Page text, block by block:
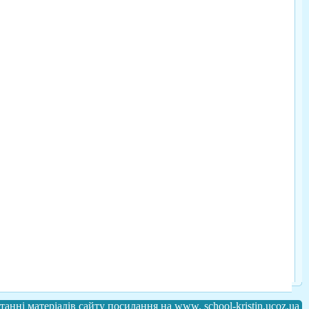
матеріалів сайту посилання на www. school-kristin.ucoz.ua